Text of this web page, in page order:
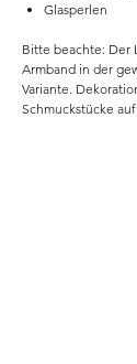
Glasperlen
Bitte beachte: Der
Armband in der
Variante.
Schmuckstücke